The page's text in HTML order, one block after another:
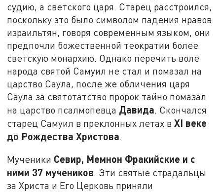
судию, а светского царя. Старец расстроился,
поскольку это было символом падения нравов
израильтян, говоря современным языком, они
предпочли божественной теократии более
светскую монархию. Однако перечить воле
народа святой Самуил не стал и помазал на
царство Саула, после же обличения царя
Саула за святотатство пророк тайно помазал
на царство псалмопевца Давида. Скончался
старец Самуил в преклонных летах вXI веке
до Рождества Христова.
Мученики Севир, Мемнон Фракийские и с
ними 37 мучеников. Эти святые страдальцы
за Христа и Его Церковь приняли